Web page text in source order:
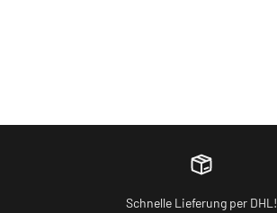
Schnelle Lieferung per DHL!